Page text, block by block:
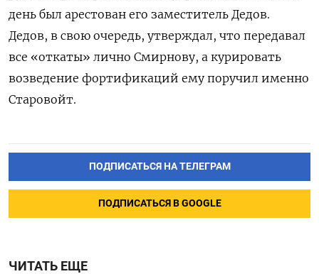
день был арестован его заместитель Дедов.
Дедов, в свою очередь, утверждал, что передавал
все «откаты» лично Смирнову, а курировать
возведение фортификаций ему поручил именно
Старовойт.
ПОДПИСАТЬСЯ НА ТЕЛЕГРАМ
ПОДПИСАТЬСЯ В GOOGLE
ЧИТАТЬ ЕЩЕ